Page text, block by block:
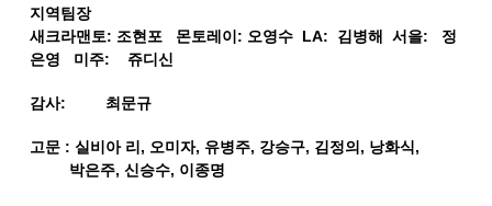
지역팀장
새크라맨토: 조현포 몬토레이: 오영수 LA: 김병해 서을: 정
은영 미주: 쥬디신
감사: 최문규
고문 : 실비아 리, 오미자, 유병주, 강승구, 김정의, 낭화식,
박은주, 신승수, 이종명